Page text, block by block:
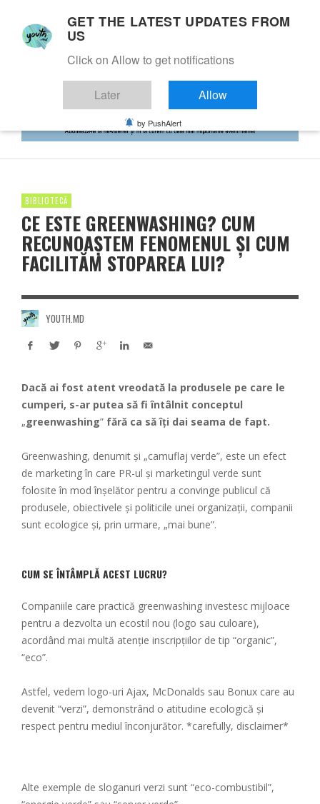
BIBLIOTECĂ
CE ESTE GREENWASHING? CUM
RECUNOAȘTEM FENOMENUL ȘI CUM
FACILITĂM STOPAREA LUI?
YOUTH.MD
Dacă ai fost atent vreodată la produsele pe care le
cumperi, s-ar putea să fi întâlnit conceptul
„greenwashing” fără ca să îți dai seama de fapt.
Greenwashing, denumit și „camuflaj verde”, este un efect
de marketing în care PR-ul și marketingul verde sunt
folosite în mod înșelător pentru a convinge publicul că
produsele, obiectivele și politicile unei organizații, companii
sunt ecologice și, prin urmare, „mai bune”.
CUM SE ÎNTÂMPLĂ ACEST LUCRU?
Companiile care practică greenwashing investesc mijloace
pentru a dezvolta un ecostil nou (logo sau culoare),
acordând mai multă atenție inscripțiilor de tip “organic”,
“eco”.
Astfel, vedem logo-uri Ajax, McDonalds sau Bonux care au
devenit “verzi”, demonstrând o atitudine ecologică și
respect pentru mediul înconjurător. *carefully, disclaimer*
Alte exemple de sloganuri verzi sunt “eco-combustibil”,
GET THE LATEST UPDATES FROM
US
Click on Allow to get notifications
Later Allow
by PushAlert